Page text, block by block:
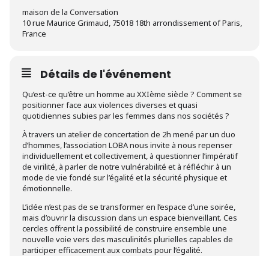
maison de la Conversation
10 rue Maurice Grimaud, 75018 18th arrondissement of Paris,
France
Détails de l'événement
Qu’est-ce qu’être un homme au XXIème siècle ? Comment se
positionner face aux violences diverses et quasi
quotidiennes subies par les femmes dans nos sociétés ?
À travers un atelier de concertation de 2h mené par un duo
d’hommes, l’association LOBA nous invite à nous repenser
individuellement et collectivement, à questionner l’impératif
de virilité, à parler de notre vulnérabilité et à réfléchir à un
mode de vie fondé sur l’égalité et la sécurité physique et
émotionnelle.
L’idée n’est pas de se transformer en l’espace d’une soirée,
mais d’ouvrir la discussion dans un espace bienveillant. Ces
cercles offrent la possibilité de construire ensemble une
nouvelle voie vers des masculinités plurielles capables de
participer efficacement aux combats pour l’égalité.